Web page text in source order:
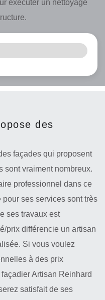
exécuter un nettoyage
des
façades qui proposent
sont vraiment nombreux.
professionnel dans ce
ses services sont très
ses travaux est
prix différencie un artisan
Si vous voulez
à des prix
Artisan Reinhard
satisfait de ses